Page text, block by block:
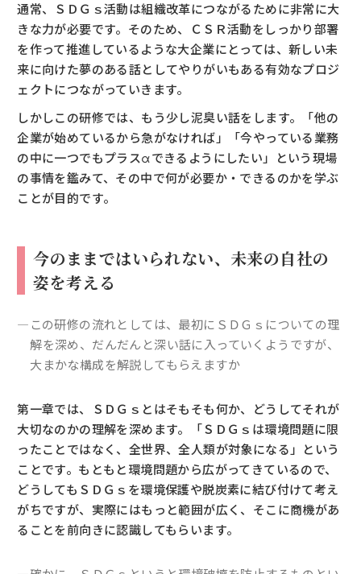
通常、ＳＤＧｓ活動は組織改革につながるために非常に大
きな力が必要です。そのため、ＣＳＲ活動をしっかり部署
を作って推進しているような大企業にとっては、新しい未
来に向けた夢のある話としてやりがいもある有効なプロジ
ェクトにつながっていきます。
しかしこの研修では、もう少し泥臭い話をします。「他の
企業が始めているから急がなければ」「今やっている業務
の中に一つでもプラスαできるようにしたい」という現場
の事情を鑑みて、その中で何が必要か・できるのかを学ぶ
ことが目的です。
今のままではいられない、未来の自社の
姿を考える
―この研修の流れとしては、最初にＳＤＧｓについての理
解を深め、だんだんと深い話に入っていくようですが、
大まかな構成を解説してもらえますか
第一章では、ＳＤＧｓとはそもそも何か、どうしてそれが
大切なのかの理解を深めます。「ＳＤＧｓは環境問題に限
ったことではなく、全世界、全人類が対象になる」という
ことです。もともと環境問題から広がってきているので、
どうしてもＳＤＧｓを環境保護や脱炭素に結び付けて考え
がちですが、実際にはもっと範囲が広く、そこに商機があ
ることを前向きに認識してもらいます。